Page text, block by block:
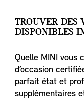
TROUVER DES
DISPONIBLES
Quelle MINI vous
d’occasion
parfait état et
supplémentaires